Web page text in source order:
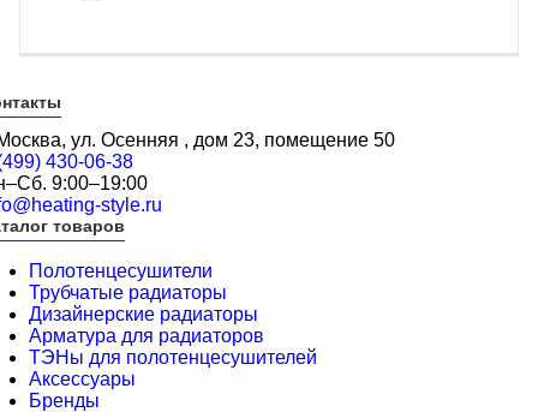
ул. Осенняя , дом 23, помещение 50
430-06-38
9:00–19:00
style.ru
товаров
Полотенцесушители
Трубчатые радиаторы
Дизайнерские радиаторы
Арматура для радиаторов
ТЭНы для полотенцесушителей
Аксессуары
Бренды